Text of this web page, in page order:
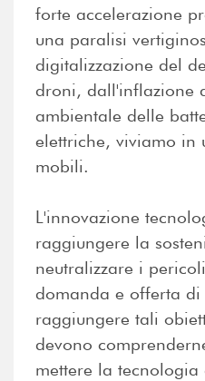
forte accelerazione
una paralisi
digitalizzazione del
droni, dall'inflazione
ambientale delle
elettriche, viviamo in
mobili.
L'innovazione
raggiungere la
neutralizzare i
domanda e offerta
raggiungere tali
devono
mettere la